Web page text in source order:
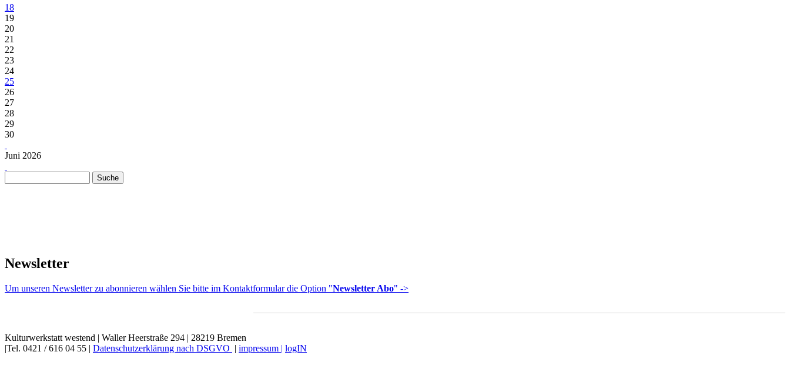
18
19
20
21
22
23
24
25
26
27
28
29
30
Juni 2026
Newsletter
Um unseren Newsletter zu abonnieren wählen Sie bitte im Kontaktformular die Option "Newsletter Abo" ->
Kulturwerkstatt westend | Waller Heerstraße 294 | 28219 Bremen
|Tel. 0421 / 616 04 55 | Datenschutzerklärung nach DSGVO | impressum | logIN